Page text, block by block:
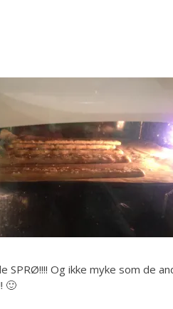
SPRØ!!!! Og ikke myke som de
🙂